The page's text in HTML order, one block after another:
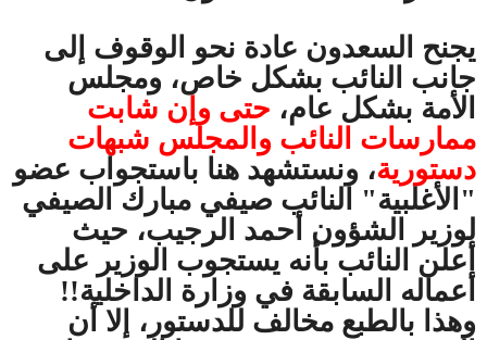
يجنح السعدون عادة نحو الوقوف إلى
جانب النائب بشكل خاص، ومجلس
الأمة بشكل عام، حتى وإن شابت
ممارسات النائب والمجلس شبهات
دستورية، ونستشهد هنا باستجواب عضو
"الأغلبية" النائب صيفي مبارك الصيفي
لوزير الشؤون أحمد الرجيب، حيث
أعلن النائب بأنه يستجوب الوزير على
أعماله السابقة في وزارة الداخلية!!
وهذا بالطبع مخالف للدستور، إلا أن